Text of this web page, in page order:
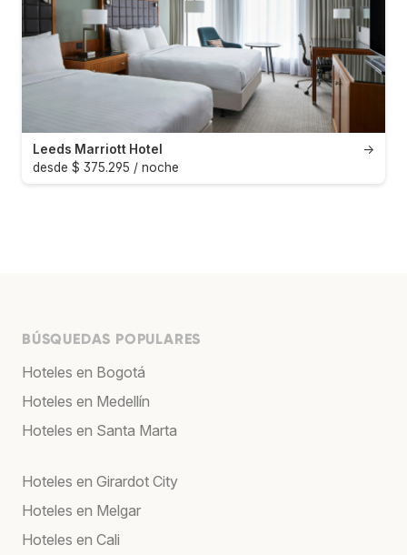
→
Leeds Marriott Hotel
desde $ 375.295 / noche
BÚSQUEDAS POPULARES
Hoteles en Bogotá
Hoteles en Medellín
Hoteles en Santa Marta
Hoteles en Girardot City
Hoteles en Melgar
Hoteles en Cali